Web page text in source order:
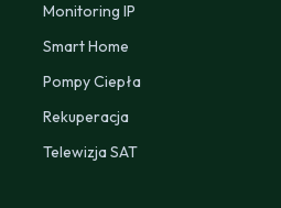
Monitoring IP
Smart Home
Pompy Ciepła
Rekuperacja
Telewizja SAT